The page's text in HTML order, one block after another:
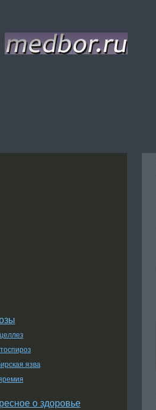
язва
о здоровье